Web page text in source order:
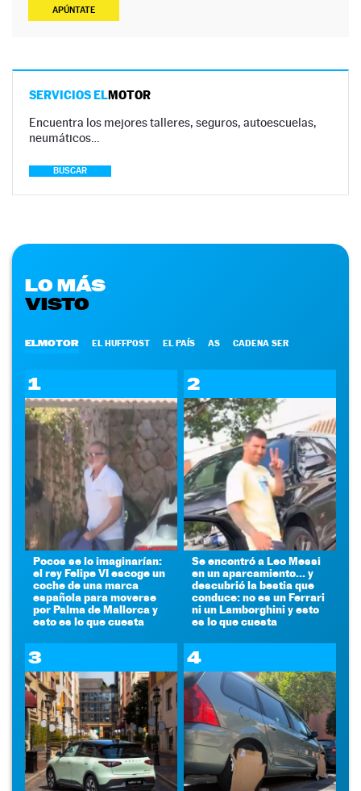
APÚNTATE
SERVICIOS ELMOTOR
Encuentra los mejores talleres, seguros, autoescuelas,
neumáticos…
BUSCAR
LO MÁS
VISTO
ELMOTOR EL HUFFPOST EL PAÍS AS CADENA SER
1
Pocos se lo imaginarían:
el rey Felipe VI escoge un
coche de una marca
española para moverse
por Palma de Mallorca y
esto es lo que cuesta
2
Se encontró a Leo Messi
en un aparcamiento... y
descubrió la bestia que
conduce: no es un Ferrari
ni un Lamborghini y esto
es lo que cuesta
3 4